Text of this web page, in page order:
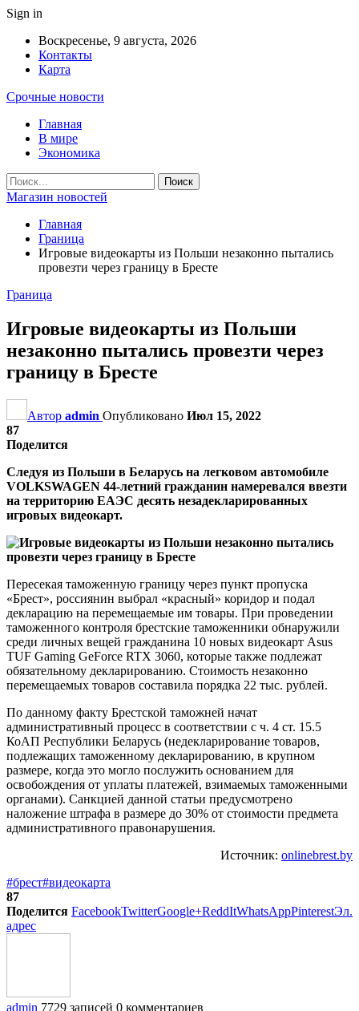
Sign in
Воскресенье, 9 августа, 2026
Контакты
Карта
Срочные новости
Главная
В мире
Экономика
Магазин новостей
Главная
Граница
Игровые видеокарты из Польши незаконно пытались
провезти через границу в Бресте
Граница
Игровые видеокарты из Польши
незаконно пытались провезти через
границу в Бресте
Автор admin Опубликовано Июл 15, 2022
87
Поделится
Следуя из Польши в Беларусь на легковом автомобиле
VOLKSWAGEN 44-летний гражданин намеревался ввезти
на территорию ЕАЭС десять незадекларированных
игровых видеокарт.
Пересекая таможенную границу через пункт пропуска
«Брест», россиянин выбрал «красный» коридор и подал
декларацию на перемещаемые им товары. При проведении
таможенного контроля брестские таможенники обнаружили
среди личных вещей гражданина 10 новых видеокарт Asus
TUF Gaming GeForce RTX 3060, которые также подлежат
обязательному декларированию. Стоимость незаконно
перемещаемых товаров составила порядка 22 тыс. рублей.
По данному факту Брестской таможней начат
административный процесс в соответствии с ч. 4 ст. 15.5
КоАП Республики Беларусь (недекларирование товаров,
подлежащих таможенному декларированию, в крупном
размере, когда это могло послужить основанием для
освобождения от уплаты платежей, взимаемых таможенными
органами). Санкцией данной статьи предусмотрено
наложение штрафа в размере до 30% от стоимости предмета
административного правонарушения.
Источник: onlinebrest.by
#брест#видеокарта
87
Поделится FacebookTwitterGoogle+ReddItWhatsAppPinterestЭл.
адрес
admin 7729 записей 0 комментариев